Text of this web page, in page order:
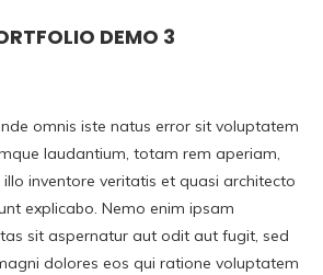
DEMO 3
omnis iste natus error sit voluptatem
laudantium, totam rem aperiam,
inventore veritatis et quasi architecto
explicabo. Nemo enim ipsam
sit aspernatur aut odit aut fugit, sed
dolores eos qui ratione voluptatem